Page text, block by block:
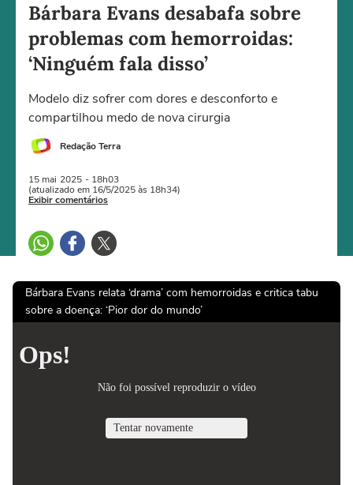
Bárbara Evans desabafa sobre
problemas com hemorroidas:
‘Ninguém fala disso’
Modelo diz sofrer com dores e desconforto e
compartilhou medo de nova cirurgia
Redação Terra
15 mai 2025 - 18h03
(atualizado em 16/5/2025 às 18h34)
Exibir comentários
Bárbara Evans relata ‘drama’ com hemorroidas e critica tabu
sobre a doença: ‘Pior dor do mundo’